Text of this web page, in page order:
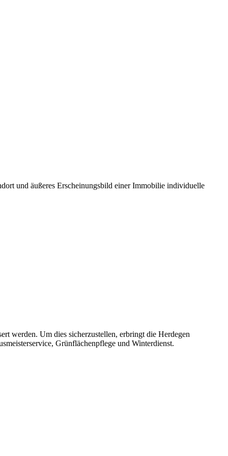
und äußeres Erscheinungsbild einer Immobilie individuelle
werden. Um dies sicherzustellen, erbringt die Herdegen
Grünflächenpflege und Winterdienst.